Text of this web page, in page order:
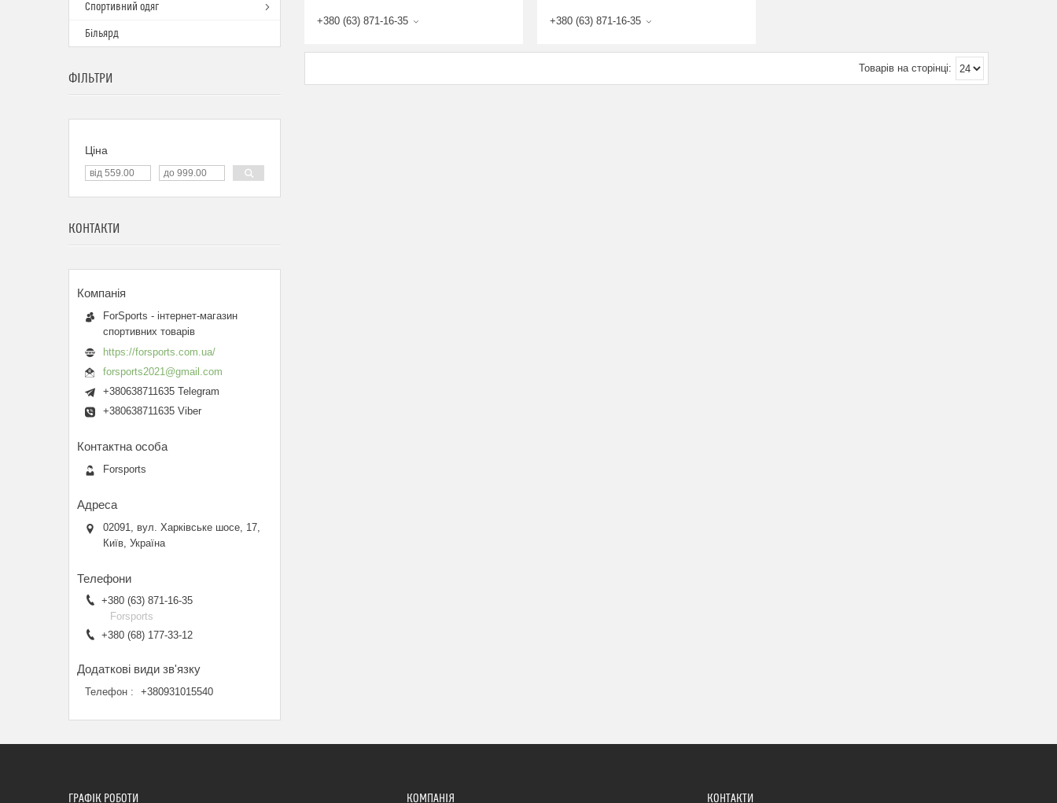
+380 (63) 871-16-35 +380 (63) 871-16-35
Спортивний одяг
Більярд
ФІЛЬТРИ
Ціна
КОНТАКТИ
ForSports - інтернет-магазин
спортивних товарів
https://forsports.com.ua/
forsports2021@gmail.com
+380638711635 Telegram
+380638711635 Viber
Forsports
02091, вул. Харківське шосе, 17,
Київ, Україна
+380 (63) 871-16-35
Forsports
+380 (68) 177-33-12
Телефон +380931015540
ГРАФІК РОБОТИ